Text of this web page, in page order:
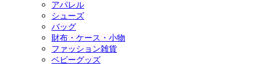
アパレル
シューズ
バッグ
財布・ケース・小物
ファッション雑貨
ベビーグッズ